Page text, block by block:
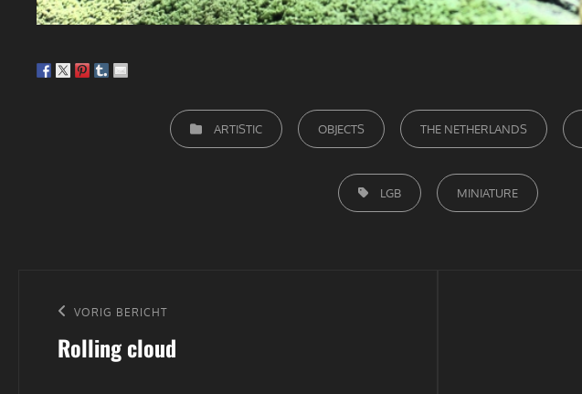
CATEGORIEËN
ARTISTIC OBJECTS THE NETHERLANDS
TAGS,
LGB MINIATURE
navigatie
Vorig
bericht
VORIG BERICHT
Rolling cloud